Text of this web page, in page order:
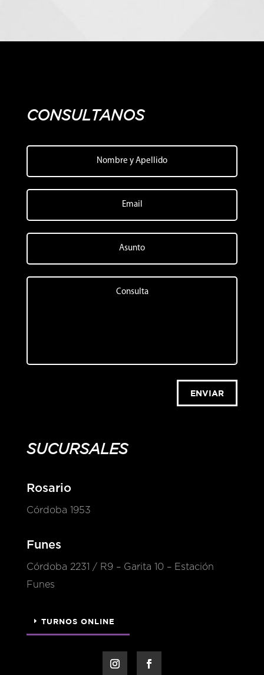
CONSULTANOS
ENVIAR
SUCURSALES
Rosario
Córdoba 1953
Funes
Córdoba 2231 / R9 – Garita 10 – Estación
Funes
TURNOS ONLINE